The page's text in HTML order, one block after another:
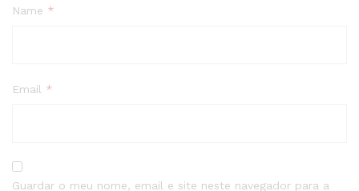
Name *
Email *
Guardar o meu nome, email e site neste navegador para a